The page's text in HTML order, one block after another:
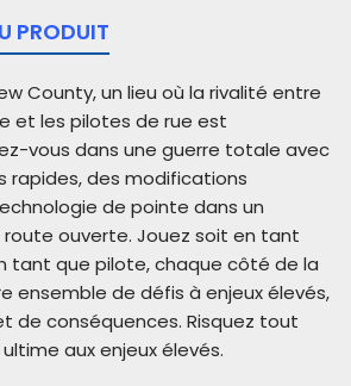
PRODUIT
County, un lieu où la rivalité entre
et les pilotes de rue est
vous dans une guerre totale avec
rapides, des modifications
de pointe dans un
ouverte. Jouez soit en tant
tant que pilote, chaque côté de la
ensemble de défis à enjeux élevés,
de conséquences. Risquez tout
aux enjeux élevés.